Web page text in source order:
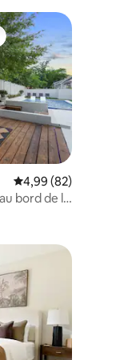
: 4,96 sur 5
plus appréciés
Évaluation moyenne
4,99 (82)
bord de la